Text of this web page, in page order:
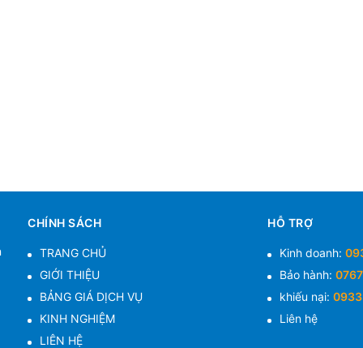
CHÍNH SÁCH
TRANG CHỦ
GIỚI THIỆU
BẢNG GIÁ DỊCH VỤ
KINH NGHIỆM
LIÊN HỆ
HỖ TRỢ
Kinh doanh:
Bảo hành:
khiếu nại:
Liên hệ